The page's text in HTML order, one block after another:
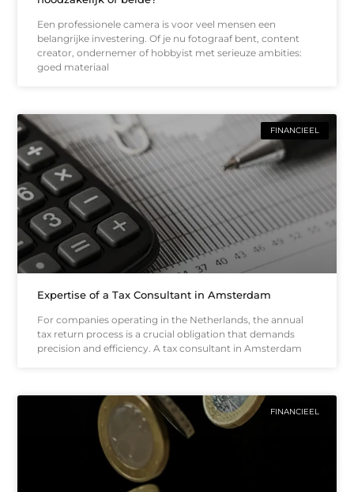
Een professionele camera is voor veel mensen een
belangrijke investering. Of je nu fotograaf bent, content
creator, ondernemer of hobbyist met serieuze ambities:
goed materiaal
FINANCIEEL
Expertise of a Tax Consultant in Amsterdam
For companies operating in the Netherlands, the annual
tax return process is a crucial obligation that demands
precision and efficiency. A tax consultant in Amsterdam
FINANCIEEL